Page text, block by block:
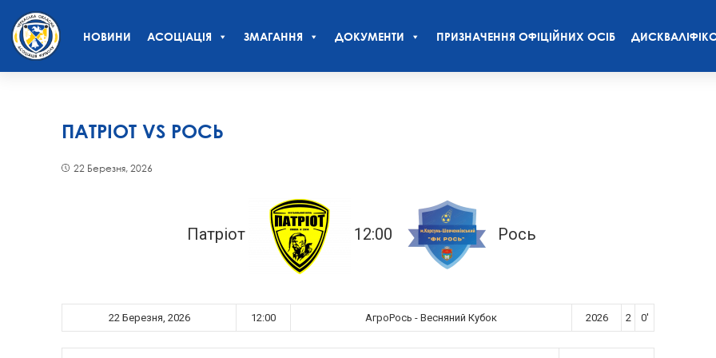
НОВИНИ АСОЦІАЦІЯ ЗМАГАННЯ ДОКУМЕНТИ ПРИЗНАЧЕННЯ ОФІЦІЙНИХ ОСІБ
ПАТРІОТ VS РОСЬ
22 Березня, 2026
Патріот 12:00 Рось
22 Березня, 2026 12:00 АгроРось - Весняний Кубок 2026 2 0'